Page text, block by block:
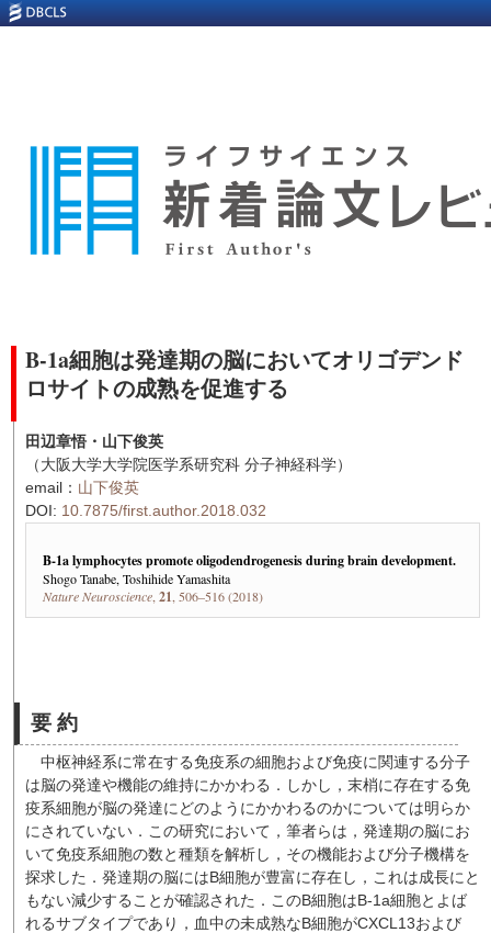
B-1a細胞は発達期の脳においてオリゴデンド
ロサイトの成熟を促進する
田辺章悟・山下俊英
（大阪大学大学院医学系研究科 分子神経科学）
email： 山下俊英
DOI: 10.7875/first.author.2018.032
B-1a lymphocytes promote oligodendrogenesis during brain development.
Shogo Tanabe, Toshihide Yamashita
Nature Neuroscience 21 , 506–516 (2018)
要 約
中枢神経系に常在する免疫系の細胞および免疫に関連する分子
は脳の発達や機能の維持にかかわる．しかし，末梢に存在する免
疫系細胞が脳の発達にどのようにかかわるのかについては明らか
にされていない．この研究において，筆者らは，発達期の脳にお
いて免疫系細胞の数と種類を解析し，その機能および分子機構を
探求した．発達期の脳にはB細胞が豊富に存在し，これは成長にと
もない減少することが確認された．このB細胞はB-1a細胞とよば
れるサブタイプであり，血中の未成熟なB細胞がCXCL13および